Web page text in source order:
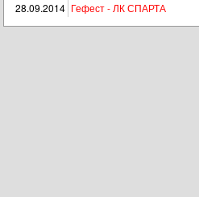
28.09.2014 Гефест - ЛК СПАРТА